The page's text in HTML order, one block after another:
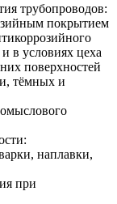
трубопроводов:
покрытием
в условиях цеха
поверхностей
тёмных и
наплавки,
при